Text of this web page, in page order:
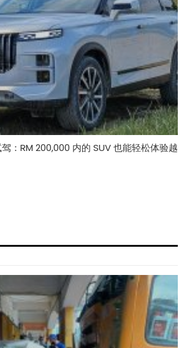
：RM 200,000 内的 SUV 也能轻松体验越